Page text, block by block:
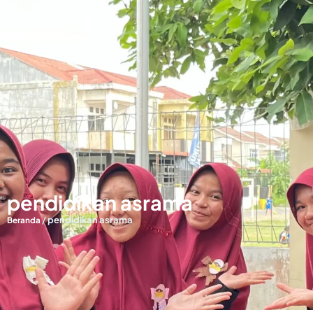
pendidikan asrama
Beranda/pendidikan asrama